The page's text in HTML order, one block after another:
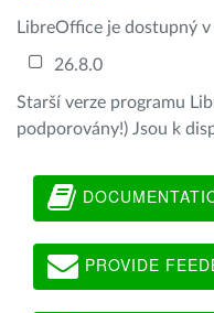
LibreOffice je dostupný
26.8.0
Starší verze programu
podporovány!) Jsou k
PROVIDE